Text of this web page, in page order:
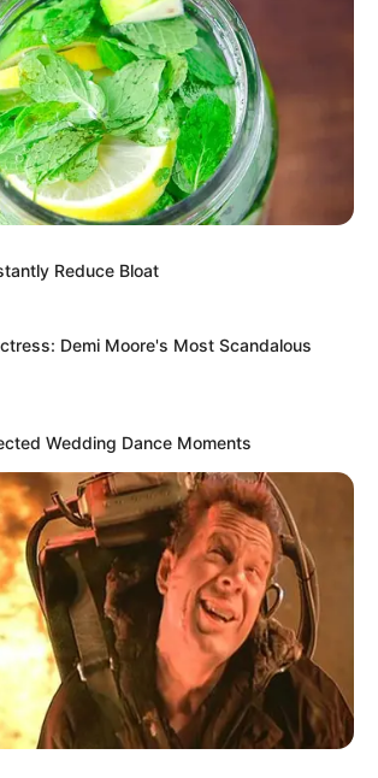
Reduce Bloat
Demi Moore's Most Scandalous
Wedding Dance Moments